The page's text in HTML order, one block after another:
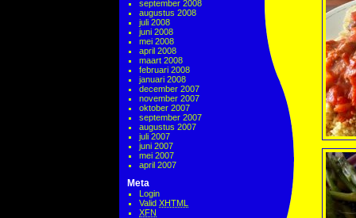
september 2008
augustus 2008
juli 2008
juni 2008
mei 2008
april 2008
maart 2008
februari 2008
januari 2008
december 2007
november 2007
oktober 2007
september 2007
augustus 2007
juli 2007
juni 2007
mei 2007
april 2007
Meta
Login
Valid XHTML
XFN